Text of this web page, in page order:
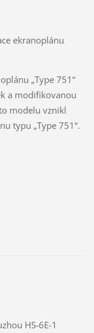
ekranoplánu
„Type 751“
a modifikovanou
modelu vznikl
typu „Type 751“.
HS-6E-1